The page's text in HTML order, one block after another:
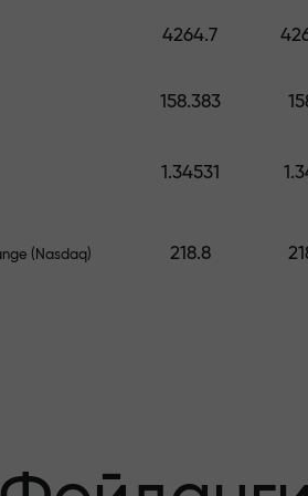
эмас. Депозит
тўлдиринг —
бонус
4264.7
158.383
1.34531
(Nasdaq)
218.8